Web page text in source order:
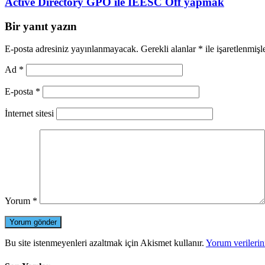
Bir yanıt yazın
E-posta adresiniz yayınlanmayacak. Gerekli alanlar * ile
Ad *
E-posta *
İnternet sitesi
Yorum *
Bu site istenmeyenleri azaltmak için Akismet kullanır. Yorum